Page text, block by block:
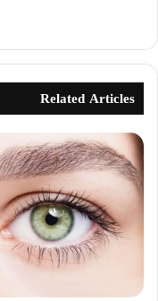
Related Articles